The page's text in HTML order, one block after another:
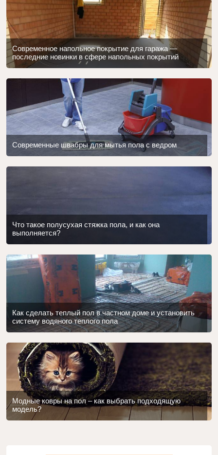
Современное напольное покрытие для гаража —
последние новинки в сфере напольных покрытий
Современные швабры для мытья пола с ведром
Что такое полусухая стяжка пола, и как она
выполняется?
Как сделать теплый пол в частном доме и установить
систему водяного теплого пола
Модные ковры на пол – как выбрать подходящую
модель?